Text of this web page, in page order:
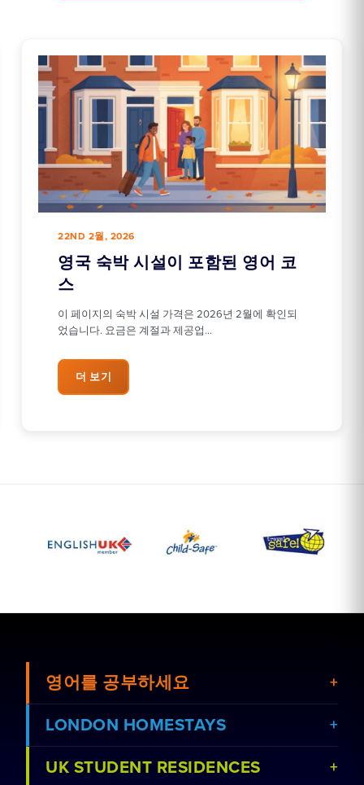
22ND 2월, 2026
영국 숙박 시설이 포함된 영어 코
스
이 페이지의 숙박 시설 가격은 2026년 2월에 확인되
었습니다. 요금은 계절과 제공업…
더 보기
영어를 공부하세요
강좌 보기
LONDON HOMESTAYS
UK STUDENT RESIDENCES